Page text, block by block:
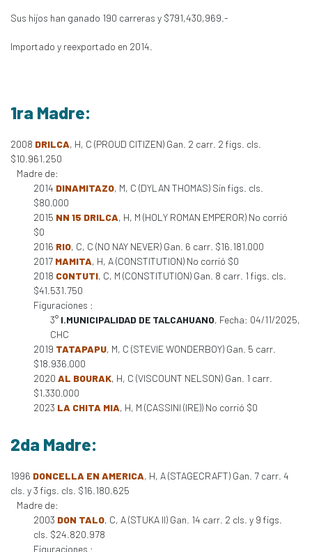
Sus hijos han ganado 190 carreras y $791,430,969.-
Importado y reexportado en 2014.
1ra Madre:
2008 DRILCA, H, C (PROUD CITIZEN) Gan. 2 carr. 2 figs. cls.
$10.961.250
Madre de:
2014 DINAMITAZO, M, C (DYLAN THOMAS) Sin figs. cls.
$80.000
2015 NN 15 DRILCA, H, M (HOLY ROMAN EMPEROR) No corrió
$0
2016 RIO, C, C (NO NAY NEVER) Gan. 6 carr. $16.181.000
2017 MAMITA, H, A (CONSTITUTION) No corrió $0
2018 CONTUTI, C, M (CONSTITUTION) Gan. 8 carr. 1 figs. cls.
$41.531.750
Figuraciones :
3° I.MUNICIPALIDAD DE TALCAHUANO, Fecha: 04/11/2025,
CHC
2019 TATAPAPU, M, C (STEVIE WONDERBOY) Gan. 5 carr.
$18.936.000
2020 AL BOURAK, H, C (VISCOUNT NELSON) Gan. 1 carr.
$1.330.000
2023 LA CHITA MIA, H, M (CASSINI (IRE)) No corrió $0
2da Madre:
1996 DONCELLA EN AMERICA, H, A (STAGECRAFT) Gan. 7 carr. 4
cls. y 3 figs. cls. $16.180.625
Madre de:
2003 DON TALO, C, A (STUKA II) Gan. 14 carr. 2 cls. y 9 figs.
cls. $24.820.978
Figuraciones :